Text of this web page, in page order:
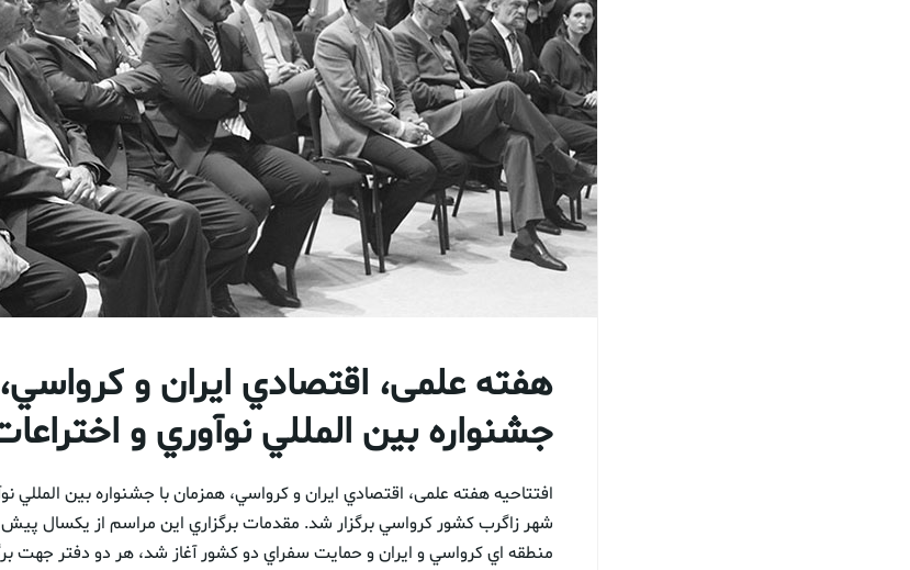
هفته علمی، اقتصادي ايران و
جشنواره بين المللي نوآوري و
شهر زاگرب كشور كرواسي برگزار شد. مقدمات برگزاري اين مراسم از يكسال
منطقه اي كرواسي و ايران و حمايت سفراي دو كشور آغاز شد، هر دو دفتر جهت